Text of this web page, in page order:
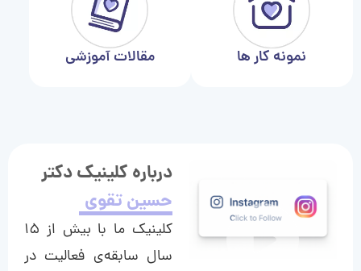
نمونه کار ها مقالات آموزشی
درباره کلینیک دکتر
حسین تقوی
کلینیک ما با بیش از ۱۵
سال سابقه‌ی فعالیت در